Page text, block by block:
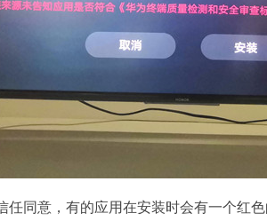
任同意，有的应用在安装时会有一个红